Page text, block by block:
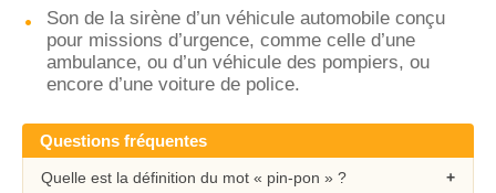
Son de la sirène d’un véhicule automobile conçu
pour missions d’urgence, comme celle d’une
ambulance, ou d’un véhicule des pompiers, ou
encore d’une voiture de police.
Questions fréquentes
Quelle est la définition du mot « pin-pon » ?